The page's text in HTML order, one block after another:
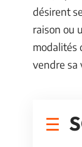
désirent
raison ou
modalités
vendre sa